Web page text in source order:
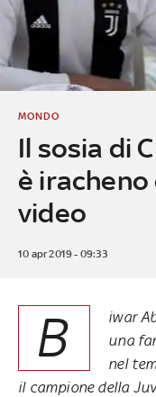
Il sosia di
è
video
MONDO
10 apr 2019 - 09:33
B
iwar
una
nel
il campione della